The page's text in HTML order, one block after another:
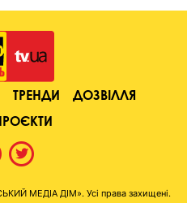
ТРЕНДИ
ДОЗВІЛЛЯ
МЕДІА ДІМ». Усі права захищені.